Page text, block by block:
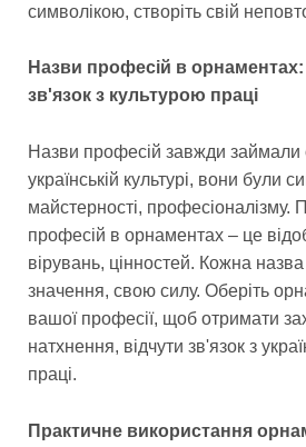
символікою, створіть свій
Назви професій в
зв'язок з культурою праці
Назви професій завжди займали
українській культурі, вони були
майстерності, професіоналізму.
професій в орнаментах – це
вірувань, цінностей. Кожна
значення, свою силу. Оберіть
вашої професії, щоб отримати
натхнення, відчути зв'язок з
праці.
Практичне використання